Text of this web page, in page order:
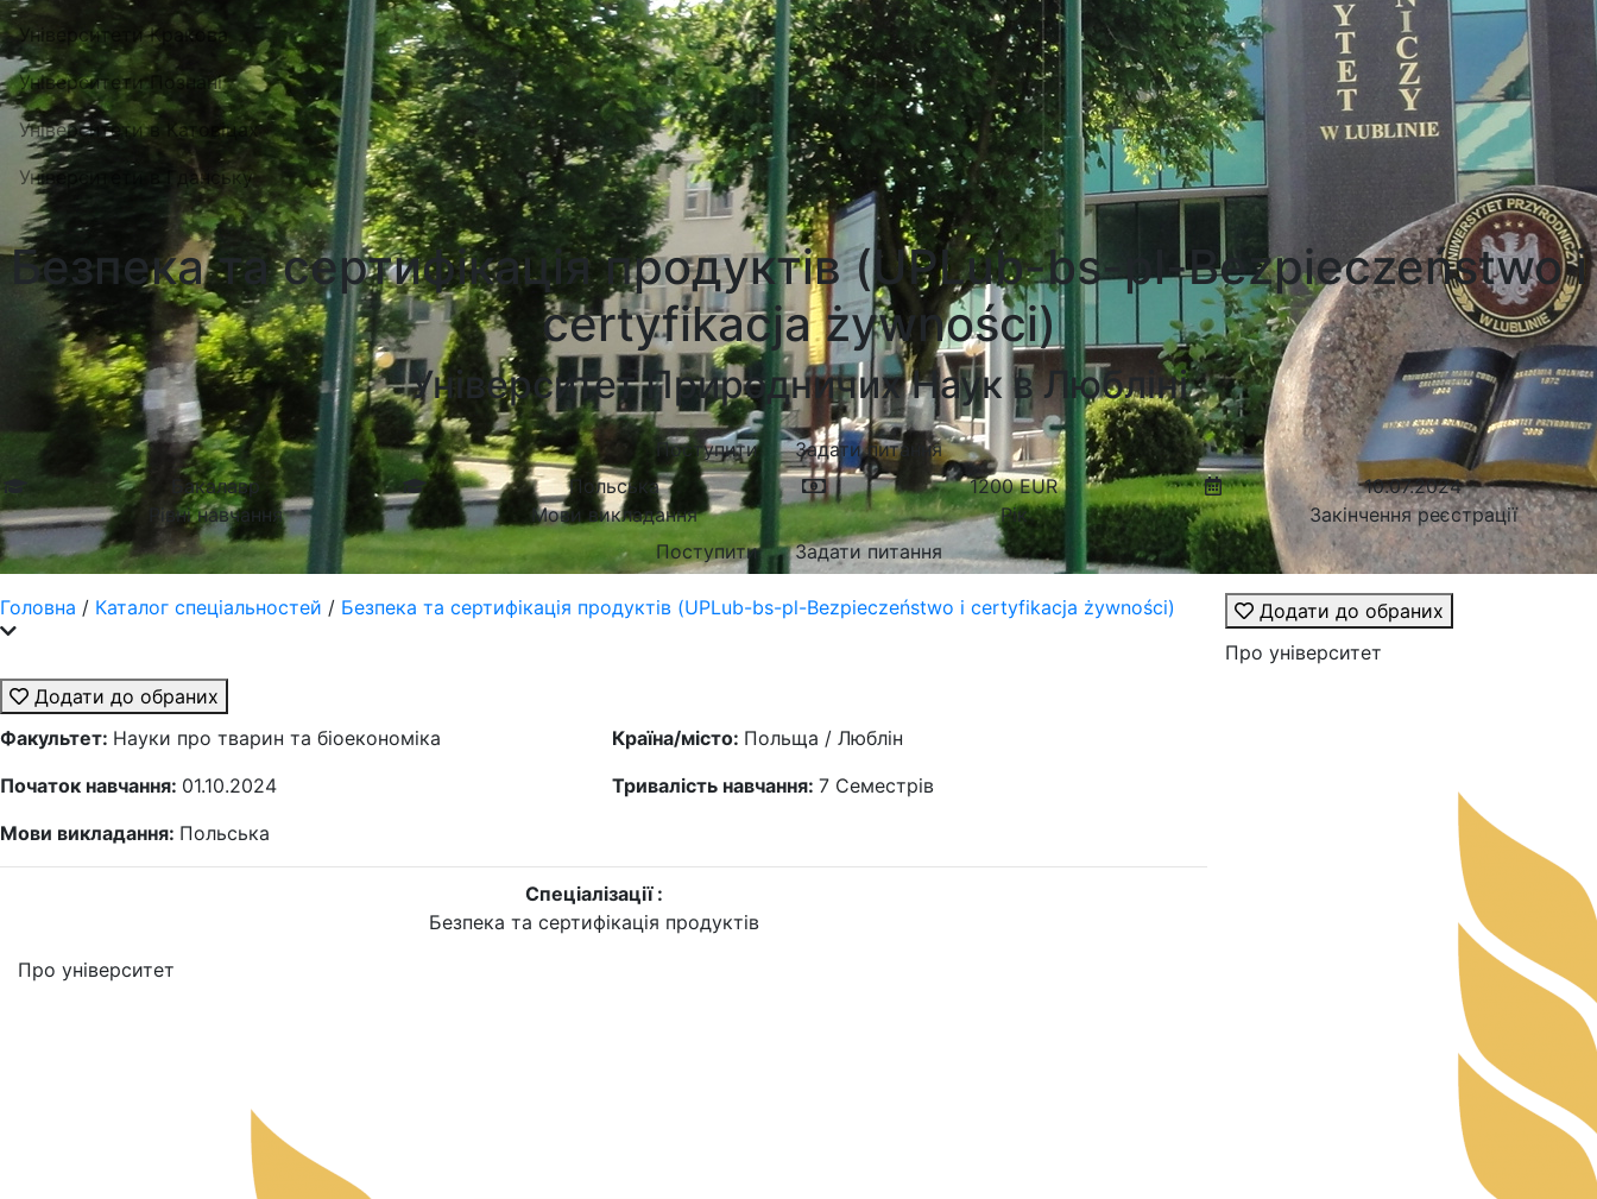
Університети Кракова
Університети Познані
Університети в Катовіцах
Університети в Гданську
Безпека та сертифікація продуктів (UPLub-bs-pl-Bezpieczeństwo i
certyfikacja żywności)
Університет Природничих Наук в Любліні
Поступити
Задати питання
Бакалавр
Рівні навчання
Польська
Мови викладання
1200 EUR
Рік
10.07.2024
Закінчення реєстрації
Поступити
Задати питання
Головна / Каталог спеціальностей / Безпека та сертифікація продуктів (UPLub-bs-pl-Bezpieczeństwo i certyfikacja żywności)
Додати до обраних
Факультет: Науки про тварин та біоекономіка Країна/місто: Польща / Люблін
Початок навчання: 01.10.2024 Тривалість навчання:7 Семестрів
Мови викладання: Польська
Спеціалізації :
Безпека та сертифікація продуктів
Про університет
Додати до обраних
Про університет